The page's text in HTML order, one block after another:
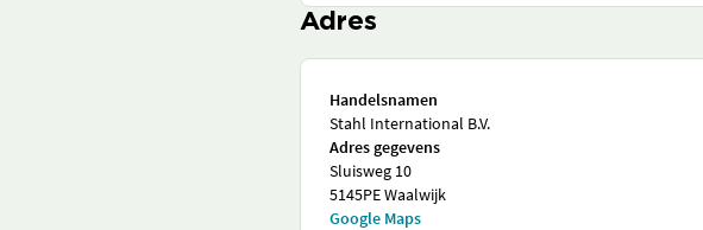
Adres
Handelsnamen
Stahl International B.V.
Adres gegevens
Sluisweg 10
5145PE Waalwijk
Google Maps